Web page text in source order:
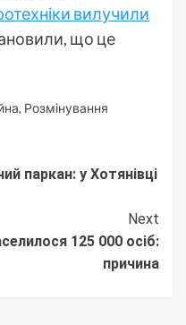
вилучили
що це
, Розмінування
паркан: у Хотянівці
Next
125 000 осіб:
причина